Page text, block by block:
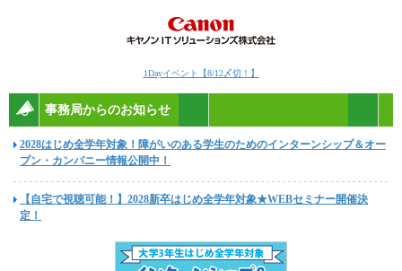
1Dayイベント【8/12〆切！】
事務局からのお知らせ
2028はじめ全学年対象！障がいのある学生のためのインターンシップ＆オー
プン・カンパニー情報公開中！
【自宅で視聴可能！】2028新卒はじめ全学年対象★WEBセミナー開催決
定！